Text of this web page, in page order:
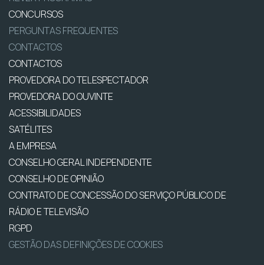
CONCURSOS
PERGUNTAS FREQUENTES
CONTACTOS
CONTACTOS
PROVEDORA DO TELESPECTADOR
PROVEDORA DO OUVINTE
ACESSIBILIDADES
SATÉLITES
A EMPRESA
CONSELHO GERAL INDEPENDENTE
CONSELHO DE OPINIÃO
CONTRATO DE CONCESSÃO DO SERVIÇO PÚBLICO DE
RÁDIO E TELEVISÃO
RGPD
GESTÃO DAS DEFINIÇÕES DE COOKIES